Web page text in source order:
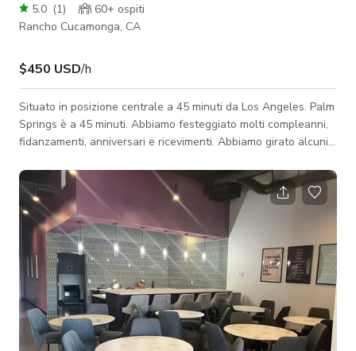
5.0 (1) 60+ ospiti
Rancho Cucamonga, CA
$450 USD/h
Situato in posizione centrale a 45 minuti da Los Angeles. Palm
Springs è a 45 minuti. Abbiamo festeggiato molti compleanni,
fidanzamenti, anniversari e ricevimenti. Abbiamo girato alcuni